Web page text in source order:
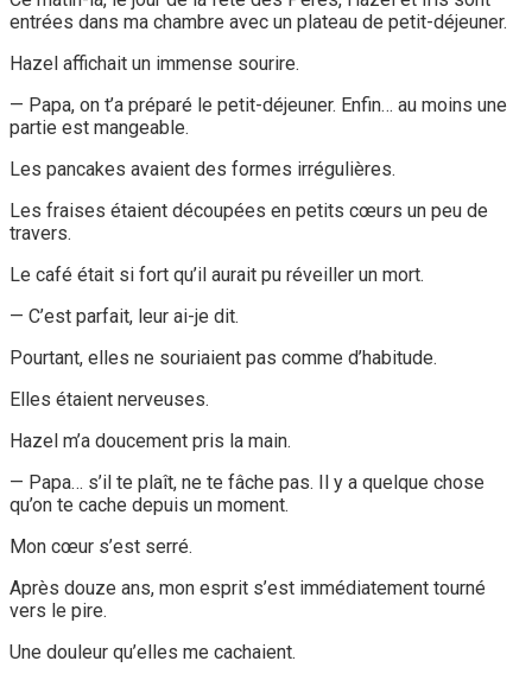
entrées dans ma chambre avec un plateau de petit-déjeuner.
Hazel affichait un immense sourire.
— Papa, on t’a préparé le petit-déjeuner. Enfin… au moins une
partie est mangeable.
Les pancakes avaient des formes irrégulières.
Les fraises étaient découpées en petits cœurs un peu de
travers.
Le café était si fort qu’il aurait pu réveiller un mort.
— C’est parfait, leur ai-je dit.
Pourtant, elles ne souriaient pas comme d’habitude.
Elles étaient nerveuses.
Hazel m’a doucement pris la main.
— Papa… s’il te plaît, ne te fâche pas. Il y a quelque chose
qu’on te cache depuis un moment.
Mon cœur s’est serré.
Après douze ans, mon esprit s’est immédiatement tourné
vers le pire.
Une douleur qu’elles me cachaient.